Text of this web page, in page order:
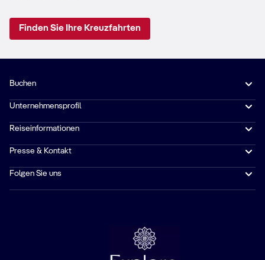
Finden Sie Ihre Kreuzfahrten
Buchen
Unternehmensprofil
Reiseinformationen
Presse & Kontakt
Folgen Sie uns